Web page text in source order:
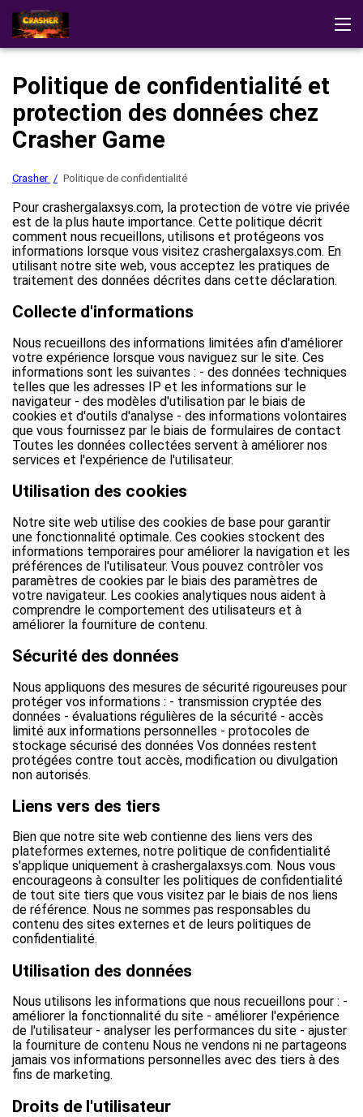
Demo
Autres Jeux
Jouer au casino
Politique de confidentialité et
protection des données chez
Crasher Game
Crasher Politique de confidentialité
Pour crashergalaxsys.com, la protection de votre vie privée
est de la plus haute importance. Cette politique décrit
comment nous recueillons, utilisons et protégeons vos
informations lorsque vous visitez crashergalaxsys.com. En
utilisant notre site web, vous acceptez les pratiques de
traitement des données décrites dans cette déclaration.
Collecte d'informations
Nous recueillons des informations limitées afin d'améliorer
votre expérience lorsque vous naviguez sur le site. Ces
informations sont les suivantes : - des données techniques
telles que les adresses IP et les informations sur le
navigateur - des modèles d'utilisation par le biais de
cookies et d'outils d'analyse - des informations volontaires
que vous fournissez par le biais de formulaires de contact
Toutes les données collectées servent à améliorer nos
services et l'expérience de l'utilisateur.
Utilisation des cookies
Notre site web utilise des cookies de base pour garantir
une fonctionnalité optimale. Ces cookies stockent des
informations temporaires pour améliorer la navigation et les
préférences de l'utilisateur. Vous pouvez contrôler vos
paramètres de cookies par le biais des paramètres de
votre navigateur. Les cookies analytiques nous aident à
comprendre le comportement des utilisateurs et à
améliorer la fourniture de contenu.
Sécurité des données
Nous appliquons des mesures de sécurité rigoureuses pour
protéger vos informations : - transmission cryptée des
données - évaluations régulières de la sécurité - accès
limité aux informations personnelles - protocoles de
stockage sécurisé des données Vos données restent
protégées contre tout accès, modification ou divulgation
non autorisés.
Liens vers des tiers
Bien que notre site web contienne des liens vers des
plateformes externes, notre politique de confidentialité
s'applique uniquement à crashergalaxsys.com. Nous vous
encourageons à consulter les politiques de confidentialité
de tout site tiers que vous visitez par le biais de nos liens
de référence. Nous ne sommes pas responsables du
contenu des sites externes et de leurs politiques de
confidentialité.
Utilisation des données
Nous utilisons les informations que nous recueillons pour : -
améliorer la fonctionnalité du site - améliorer l'expérience
de l'utilisateur - analyser les performances du site - ajuster
la fourniture de contenu Nous ne vendons ni ne partageons
jamais vos informations personnelles avec des tiers à des
fins de marketing.
Droits de l'utilisateur